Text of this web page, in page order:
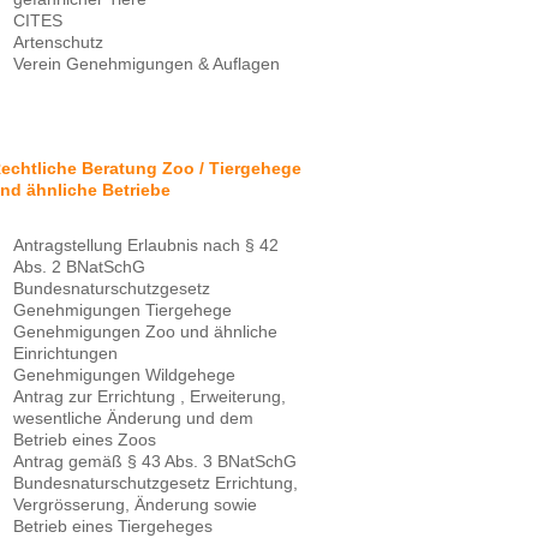
CITES
Artenschutz
Verein Genehmigungen & Auflagen
Beratung Zoo / Tiergehege
ähnliche Betriebe
Antragstellung Erlaubnis nach § 42
Abs. 2 BNatSchG
Bundesnaturschutzgesetz
Genehmigungen Tiergehege
Genehmigungen Zoo und ähnliche
Einrichtungen
Genehmigungen Wildgehege
Antrag zur Errichtung , Erweiterung,
wesentliche Änderung und dem
Betrieb eines Zoos
Antrag gemäß § 43 Abs. 3 BNatSchG
Bundesnaturschutzgesetz Errichtung,
Vergrösserung, Änderung sowie
Betrieb eines Tiergeheges